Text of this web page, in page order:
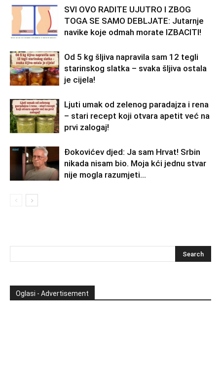
SVI OVO RADITE UJUTRO I ZBOG
TOGA SE SAMO DEBLJATE: Jutarnje
navike koje odmah morate IZBACITI!
Od 5 kg šljiva napravila sam 12 tegli
starinskog slatka – svaka šljiva ostala
je cijela!
Ljuti umak od zelenog paradajza i rena
– stari recept koji otvara apetit već na
prvi zalogaj!
Đokovićev djed: Ja sam Hrvat! Srbin
nikada nisam bio. Moja kći jednu stvar
nije mogla razumjeti…
Oglasi - Advertisement